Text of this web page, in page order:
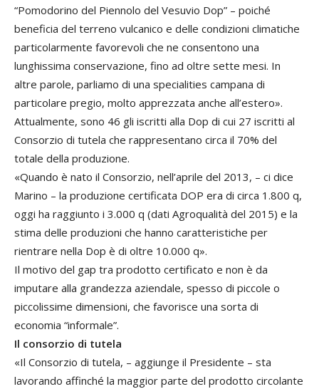
“Pomodorino del Piennolo del Vesuvio Dop” – poiché
beneficia del terreno vulcanico e delle condizioni climatiche
particolarmente favorevoli che ne consentono una
lunghissima conservazione, fino ad oltre sette mesi. In
altre parole, parliamo di una specialities campana di
particolare pregio, molto apprezzata anche all’estero».
Attualmente, sono 46 gli iscritti alla Dop di cui 27 iscritti al
Consorzio di tutela che rappresentano circa il 70% del
totale della produzione.
«Quando è nato il Consorzio, nell’aprile del 2013, – ci dice
Marino – la produzione certificata DOP era di circa 1.800 q,
oggi ha raggiunto i 3.000 q (dati Agroqualità del 2015) e la
stima delle produzioni che hanno caratteristiche per
rientrare nella Dop è di oltre 10.000 q».
Il motivo del gap tra prodotto certificato e non è da
imputare alla grandezza aziendale, spesso di piccole o
piccolissime dimensioni, che favorisce una sorta di
economia “informale”.
Il consorzio di tutela
«Il Consorzio di tutela, – aggiunge il Presidente – sta
lavorando affinché la maggior parte del prodotto circolante